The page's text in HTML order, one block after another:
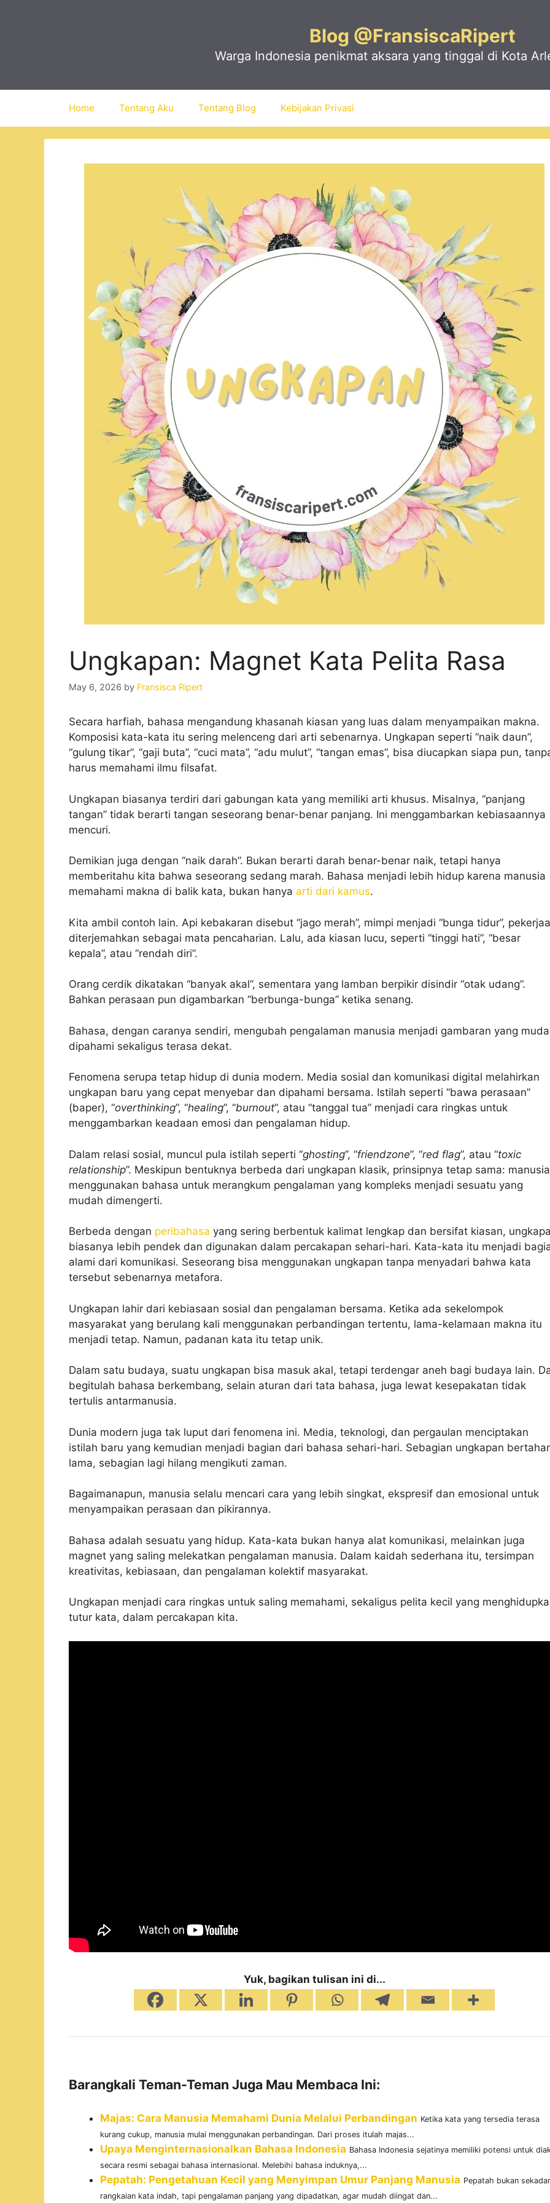
Blog @FransiscaRipert
Warga Indonesia penikmat aksara yang tinggal di Kota
Home Tentang Aku Tentang Blog Kebijakan Privasi
Ungkapan: Magnet Kata Pelita Rasa
May 6, 2026 by Fransisca Ripert
Secara harfiah, bahasa mengandung khasanah kiasan yang luas dalam menyampaikan makna.
Komposisi kata-kata itu sering melenceng dari arti sebenarnya. Ungkapan seperti “naik daun”,
“gulung tikar”, “gaji buta”, “cuci mata”, “adu mulut”, “tangan emas”, bisa diucapkan siapa pun,
harus memahami ilmu filsafat.
Ungkapan biasanya terdiri dari gabungan kata yang memiliki arti khusus. Misalnya, “panjang
tangan” tidak berarti tangan seseorang benar-benar panjang. Ini menggambarkan kebiasaannya
mencuri.
Demikian juga dengan “naik darah”. Bukan berarti darah benar-benar naik, tetapi hanya
memberitahu kita bahwa seseorang sedang marah. Bahasa menjadi lebih hidup karena manusia
memahami makna di balik kata, bukan hanya arti dari kamus.
Kita ambil contoh lain. Api kebakaran disebut “jago merah”, mimpi menjadi “bunga tidur”,
diterjemahkan sebagai mata pencaharian. Lalu, ada kiasan lucu, seperti “tinggi hati”, “besar
kepala”, atau “rendah diri”.
Orang cerdik dikatakan “banyak akal”, sementara yang lamban berpikir disindir “otak udang”.
Bahkan perasaan pun digambarkan “berbunga-bunga” ketika senang.
Bahasa, dengan caranya sendiri, mengubah pengalaman manusia menjadi gambaran yang
dipahami sekaligus terasa dekat.
Fenomena serupa tetap hidup di dunia modern. Media sosial dan komunikasi digital melahirkan
ungkapan baru yang cepat menyebar dan dipahami bersama. Istilah seperti “bawa perasaan”
(baper), “overthinking”, “healing”, “burnout”, atau “tanggal tua” menjadi cara ringkas untuk
menggambarkan keadaan emosi dan pengalaman hidup.
Dalam relasi sosial, muncul pula istilah seperti “ghosting”, “friendzone”, “red flag”, atau “toxic
relationship”. Meskipun bentuknya berbeda dari ungkapan klasik, prinsipnya tetap sama: manusia
menggunakan bahasa untuk merangkum pengalaman yang kompleks menjadi sesuatu yang
mudah dimengerti.
Berbeda dengan peribahasa yang sering berbentuk kalimat lengkap dan bersifat kiasan,
biasanya lebih pendek dan digunakan dalam percakapan sehari-hari. Kata-kata itu menjadi
alami dari komunikasi. Seseorang bisa menggunakan ungkapan tanpa menyadari bahwa kata
tersebut sebenarnya metafora.
Ungkapan lahir dari kebiasaan sosial dan pengalaman bersama. Ketika ada sekelompok
masyarakat yang berulang kali menggunakan perbandingan tertentu, lama-kelamaan makna itu
menjadi tetap. Namun, padanan kata itu tetap unik.
Dalam satu budaya, suatu ungkapan bisa masuk akal, tetapi terdengar aneh bagi budaya lain.
begitulah bahasa berkembang, selain aturan dari tata bahasa, juga lewat kesepakatan tidak
tertulis antarmanusia.
Dunia modern juga tak luput dari fenomena ini. Media, teknologi, dan pergaulan menciptakan
istilah baru yang kemudian menjadi bagian dari bahasa sehari-hari. Sebagian ungkapan
lama, sebagian lagi hilang mengikuti zaman.
Bagaimanapun, manusia selalu mencari cara yang lebih singkat, ekspresif dan emosional untuk
menyampaikan perasaan dan pikirannya.
Bahasa adalah sesuatu yang hidup. Kata-kata bukan hanya alat komunikasi, melainkan juga
magnet yang saling melekatkan pengalaman manusia. Dalam kaidah sederhana itu, tersimpan
kreativitas, kebiasaan, dan pengalaman kolektif masyarakat.
Ungkapan menjadi cara ringkas untuk saling memahami, sekaligus pelita kecil yang
tutur kata, dalam percakapan kita.
Yuk, bagikan tulisan ini di...
Barangkali Teman-Teman Juga Mau Membaca Ini:
Majas: Cara Manusia Memahami Dunia Melalui Perbandingan Ketika kata yang tersedia terasa
kurang cukup, manusia mulai menggunakan perbandingan. Dari proses itulah majas...
Upaya Menginternasionalkan Bahasa Indonesia Bahasa Indonesia sejatinya memiliki potensi untuk
secara resmi sebagai bahasa internasional. Melebihi bahasa induknya,...
Pepatah: Pengetahuan Kecil yang Menyimpan Umur Panjang Manusia Pepatah bukan sekadar
rangkaian kata indah, tapi pengalaman panjang yang dipadatkan, agar mudah diingat dan...